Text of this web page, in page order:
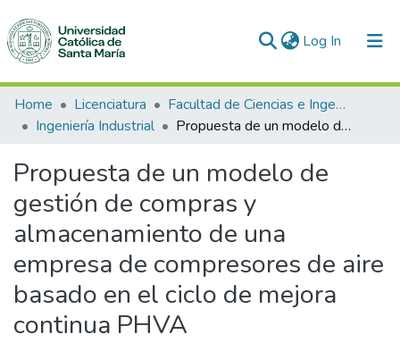
Log In (current)
Communities & Collections
All of DSpace
Statistics
Home Licenciatura
Facultad de Ciencias e Ingenierías Físicas y Formales
Ingeniería Industrial
Propuesta de un modelo de gestión de compras y almacenamiento de una empresa de compresores de aire basado en el ciclo de mejora continua PHVA
Propuesta de un modelo de
gestión de compras y
almacenamiento de una
empresa de compresores de aire
basado en el ciclo de mejora
continua PHVA